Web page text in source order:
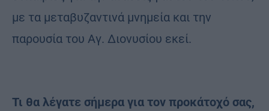
με τα μεταβυζαντινά μνημεία και την
παρουσία του Αγ. Διονυσίου εκεί.
Τι θα λέγατε σήμερα για τον προκάτοχό σας,